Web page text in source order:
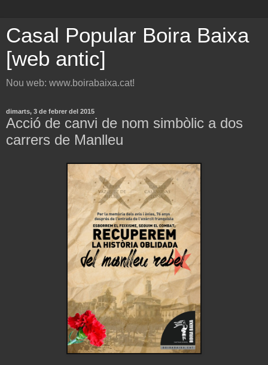
Casal Popular Boira Baixa
[web antic]
Nou web: www.boirabaixa.cat!
dimarts, 3 de febrer del 2015
Acció de canvi de nom simbòlic a dos
carrers de Manlleu